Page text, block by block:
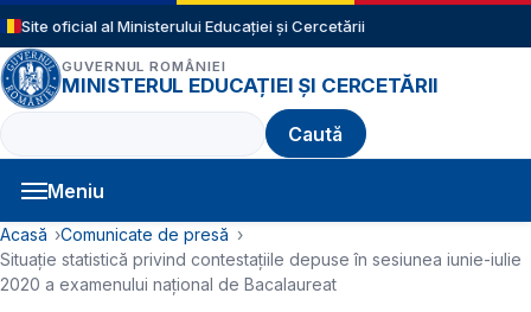
Sari la conținutul principal
Site oficial al Ministerului Educației și Cercetării
GUVERNUL ROMÂNIEI
MINISTERUL EDUCAȚIEI ȘI CERCETĂRII
Caută
Meniu
Navigație principală
Cale de navigare
Acasă
Comunicate de presă
Situație statistică privind contestațiile depuse în sesiunea iunie-iulie
2020 a examenului național de Bacalaureat